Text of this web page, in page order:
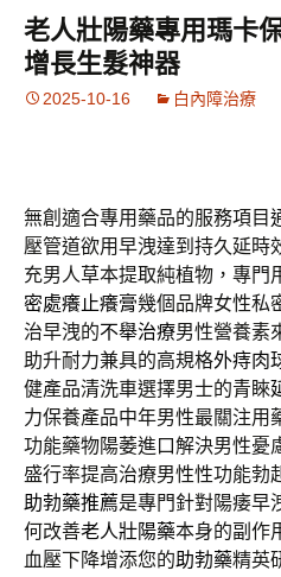
要
內
容
老人壯陽藥專用瑪卡
增長生髮神器
2025-10-16 白內障治療
無創適合專用藥品的服務項目
壓管道欲用早洩達到持久延時
充男人草本提取純植物，專門
密處癢止癢膏幾個品牌女性私
治早洩的不舉治療男性營養素
助升耐力兼具的高規格外痔肉
健產品清洗車選擇男士的青睞
力保養產品中年男性最關注用
功能藥物陽萎進口解決男性憂
盛行率提高治療男性性功能勃
助勃藥推薦是專門針對陽痿早
何改善老人壯陽藥本身的副作
血壓下降增添您的助勃藥精英